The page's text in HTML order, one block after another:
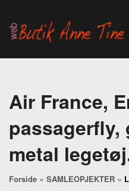
Air France,
passagerfly,
metal
Forside » SAMLEOPJEKTER »